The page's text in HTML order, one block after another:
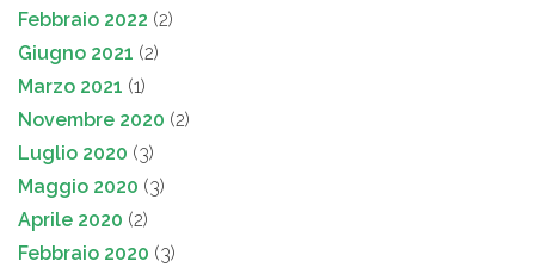
Febbraio 2022 (2)
Giugno 2021 (2)
Marzo 2021 (1)
Novembre 2020 (2)
Luglio 2020 (3)
Maggio 2020 (3)
Aprile 2020 (2)
Febbraio 2020 (3)